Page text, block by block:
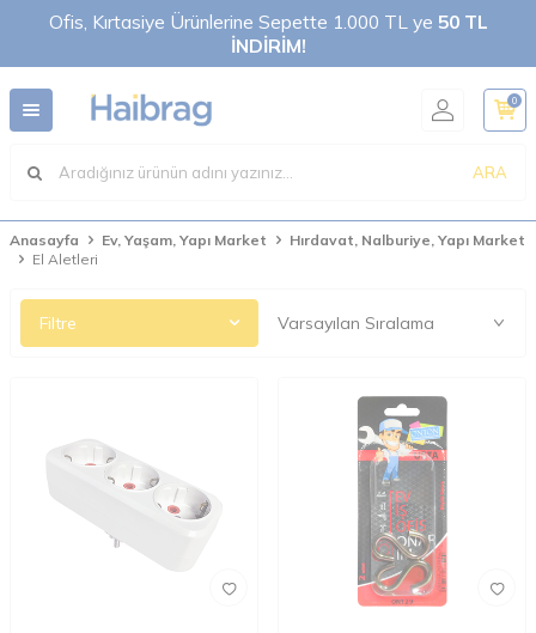
Ofis, Kırtasiye Ürünlerine Sepette 1.000 TL ye 50 TL
İNDİRİM!
ARA
0
Anasayfa Ev, Yaşam, Yapı Market
Hırdavat, Nalburiye, Yapı Market
El Aletleri
Filtre